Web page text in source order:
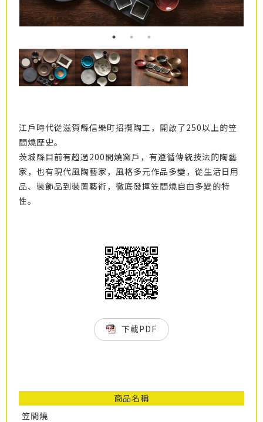
江戶時代從滋賀縣信樂町招攬陶工，開啟了250以上的笠
間燒歷史。
茨城縣目前有超過200間燒窯戶，有遵循傳統技法的陶藝
家，也有現代風陶藝家，風格多元作品多變，從生活日用
品、裝飾品到裝置藝術，徹底發揮笠間燒自由多變的特
性。
下載PDF
商品名稱
笠間燒